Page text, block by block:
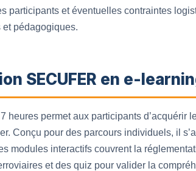
participants et éventuelles contraintes
pédagogiques.
SECUFER en e-
7 heures permet aux participants
Conçu pour des parcours individuels, il
modules interactifs couvrent la
et des quiz pour valider la